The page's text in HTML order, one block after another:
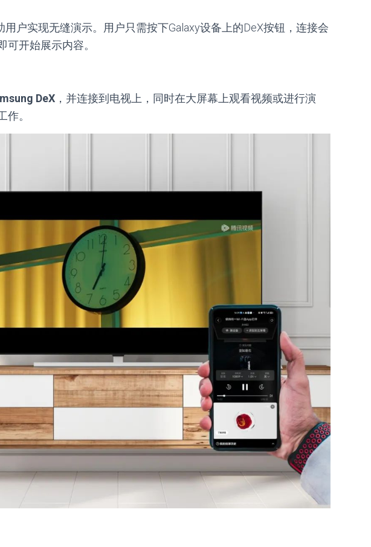
用户实现无缝演示。用户只需按下Galaxy设备上的DeX按钮，连接会
可开始展示内容。
DeX ，并连接到电视上，同时在大屏幕上观看视频或进行演
。